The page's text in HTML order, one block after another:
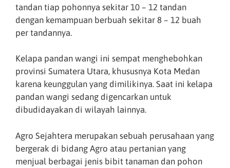
tandan tiap pohonnya sekitar 10 – 12 tandan
dengan kemampuan berbuah sekitar 8 – 12 buah
per tandannya.
Kelapa pandan wangi ini sempat menghebohkan
provinsi Sumatera Utara, khususnya Kota Medan
karena keunggulan yang dimilikinya. Saat ini kelapa
pandan wangi sedang digencarkan untuk
dibudidayakan di wilayah lainnya.
Agro Sejahtera merupakan sebuah perusahaan yang
bergerak di bidang Agro atau pertanian yang
menjual berbagai jenis bibit tanaman dan pohon